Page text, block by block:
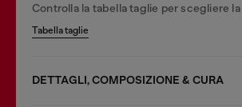
Controlla la tabella taglie per scegliere
Tabella taglie
DETTAGLI, COMPOSIZIONE & CURA